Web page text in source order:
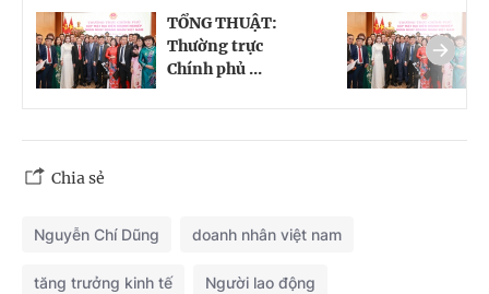
TỔNG THUẬT:
Thường trực
Chính phủ ...
Chia sẻ
Nguyễn Chí Dũng doanh nhân việt nam
tăng trưởng kinh tế Người lao động